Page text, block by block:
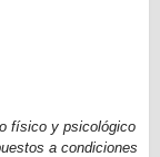
físico y psicológico
a condiciones